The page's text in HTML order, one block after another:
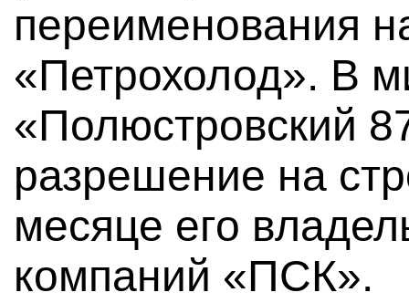
переименования
«Петрохолод». В
«Полюстровский
разрешение на
месяце его
компаний «ПСК».